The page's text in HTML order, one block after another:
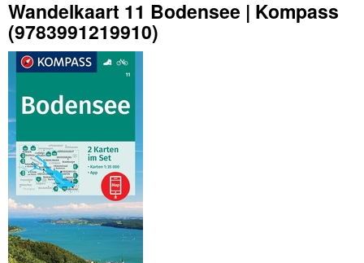
Wandelkaart 11 Bodensee | Kompass
(9783991219910)